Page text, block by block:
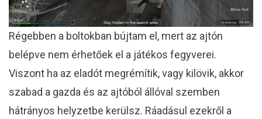
Régebben a boltokban bújtam el, mert az ajtón
belépve nem érhetőek el a játékos fegyverei.
Viszont ha az eladót megrémítik, vagy kilövik, akkor
szabad a gazda és az ajtóból állóval szemben
hátrányos helyzetbe kerülsz. Ráadásul ezekről a